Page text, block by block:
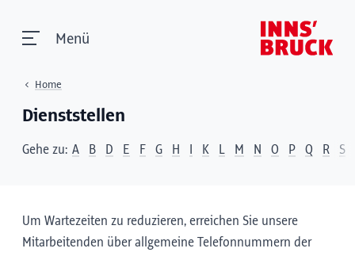
Menü
Home
Dienststellen
Gehe zu: A B D E F G H K L M N O P Q R S
Um Wartezeiten zu reduzieren, erreichen Sie unsere
Mitarbeitenden über allgemeine Telefonnummern der